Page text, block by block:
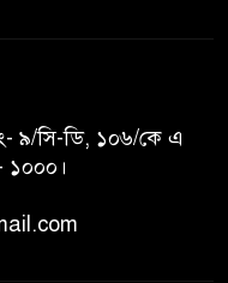
৯/সি-ডি, ১০৬/কে এ
১০০০।